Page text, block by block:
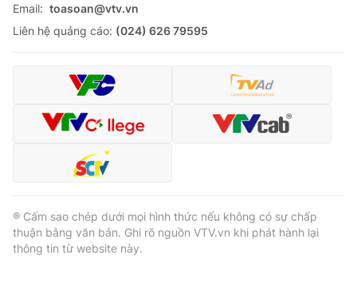
Email: toasoan@vtv.vn
Liên hệ quảng cáo: (024) 626 79595
® Cấm sao chép dưới mọi hình thức nếu không có sự chấp
thuận bằng văn bản. Ghi rõ nguồn VTV.vn khi phát hành lại
thông tin từ website này.